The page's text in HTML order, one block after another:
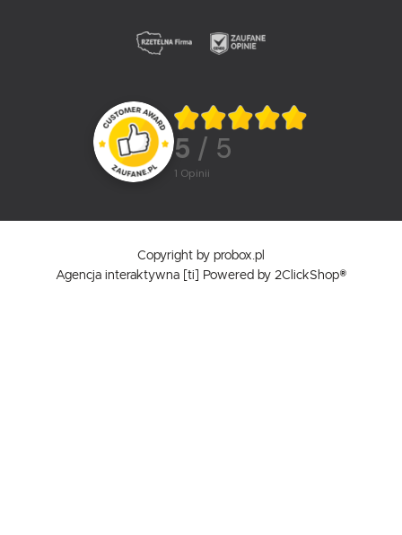
5 / 5
1 opinii
Copyright by probox.pl
Agencja interaktywna
[ti] Powered by 2ClickShop®